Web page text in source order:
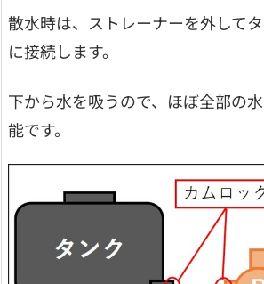
散水時は、ストレーナーを外して
に接続します。
下から水を吸うので、ほぼ全部の
能です。